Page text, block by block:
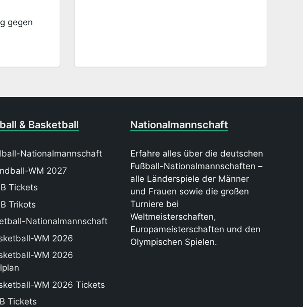
gegen
& Basketball
Nationalmannschaft
WM 2027
Tickets
Trikots
Nationalmannschaft
WM 2026
WM 2026
WM 2026 Tickets
Tickets
Nationalmannschaft
Erfahre alles über die deutschen
Fußball-Nationalmannschaften –
alle Länderspiele der Männer
und Frauen sowie die großen
Turniere bei
Weltmeisterschaften,
Europameisterschaften und den
Olympischen Spielen.